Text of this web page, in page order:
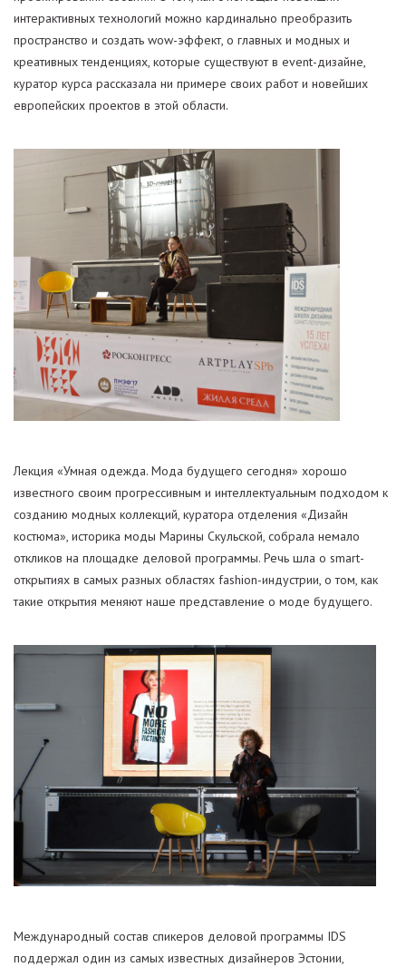
интерактивных технологий можно кардинально преобразить
пространство и создать wow-эффект, о главных и модных и
креативных тенденциях, которые существуют в event-дизайне,
куратор курса рассказала ни примере своих работ и новейших
европейских проектов в этой области.
Лекция «Умная одежда. Мода будущего сегодня» хорошо
известного своим прогрессивным и интеллектуальным подходом к
созданию модных коллекций, куратора отделения «Дизайн
костюма», историка моды Марины Скульской, собрала немало
откликов на площадке деловой программы. Речь шла о smart-
открытиях в самых разных областях fashion-индустрии, о том, как
такие открытия меняют наше представление о моде будущего.
Международный состав спикеров деловой программы IDS
поддержал один из самых известных дизайнеров Эстонии,